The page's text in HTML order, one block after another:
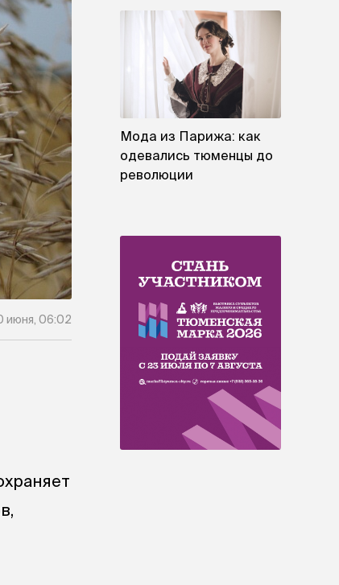
июня, 06:02
Мода из Парижа: как
одевались тюменцы до
революции